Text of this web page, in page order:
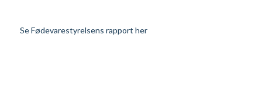
Se Fødevarestyrelsens rapport her